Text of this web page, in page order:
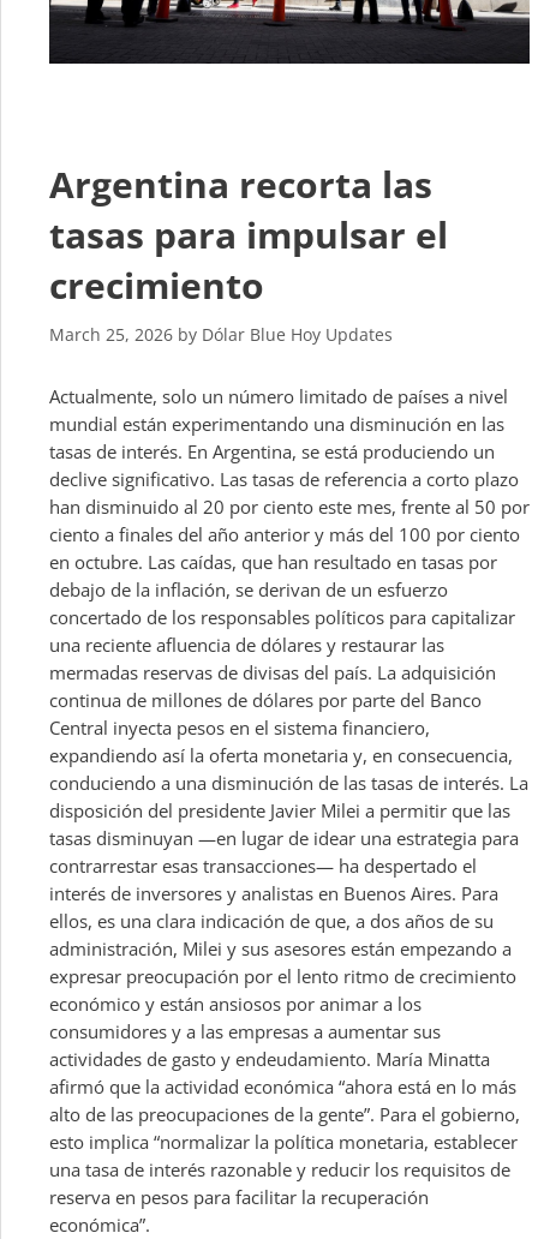
Argentina recorta las
tasas para impulsar el
crecimiento
March 25, 2026 by Dólar Blue Hoy Updates
Actualmente, solo un número limitado de países a nivel
mundial están experimentando una disminución en las
tasas de interés. En Argentina, se está produciendo un
declive significativo. Las tasas de referencia a corto plazo
han disminuido al 20 por ciento este mes, frente al 50 por
ciento a finales del año anterior y más del 100 por ciento
en octubre. Las caídas, que han resultado en tasas por
debajo de la inflación, se derivan de un esfuerzo
concertado de los responsables políticos para capitalizar
una reciente afluencia de dólares y restaurar las
mermadas reservas de divisas del país. La adquisición
continua de millones de dólares por parte del Banco
Central inyecta pesos en el sistema financiero,
expandiendo así la oferta monetaria y, en consecuencia,
conduciendo a una disminución de las tasas de interés. La
disposición del presidente Javier Milei a permitir que las
tasas disminuyan —en lugar de idear una estrategia para
contrarrestar esas transacciones— ha despertado el
interés de inversores y analistas en Buenos Aires. Para
ellos, es una clara indicación de que, a dos años de su
administración, Milei y sus asesores están empezando a
expresar preocupación por el lento ritmo de crecimiento
económico y están ansiosos por animar a los
consumidores y a las empresas a aumentar sus
actividades de gasto y endeudamiento. María Minatta
afirmó que la actividad económica “ahora está en lo más
alto de las preocupaciones de la gente”. Para el gobierno,
esto implica “normalizar la política monetaria, establecer
una tasa de interés razonable y reducir los requisitos de
reserva en pesos para facilitar la recuperación
económica”.